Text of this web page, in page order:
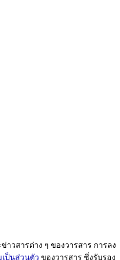
าวสารต่าง ๆ ของวารสาร การลง
ป็นส่วนตัว ของวารสาร ซึ่งรับรอง